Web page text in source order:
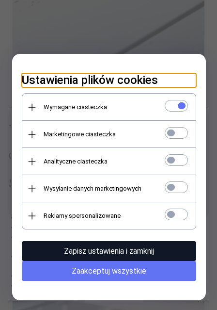
⭐⭐⭐⭐⭐
Specyfikacja techniczna
Rakla / ściągaczka silikonowa do wody folii
Szerokość ostrza:30 cm
Materiał ostrza:
Zastosowanie:Osuszanie szyb i karoserii, montaż folii,
Waga z opakowaniem:0,1 kg
Ustawienia plików cookies
Wymagane ciasteczka
Marketingowe ciasteczka
Analityczne ciasteczka
Wysyłanie danych marketingowych
Reklamy spersonalizowane
Zapisz ustawienia i zamknij
Zaakceptuj wszystkie
×